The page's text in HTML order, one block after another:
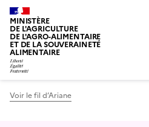
MINISTÈRE
DE L'AGRICULTURE
DE L'AGRO-ALIMENTAIRE
ET DE LA SOUVERAINETÉ
ALIMENTAIRE
Voir le fil d’Ariane